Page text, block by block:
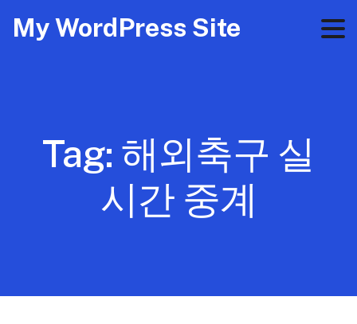
My WordPress Site
Tag: 해외축구 실
시간 중계